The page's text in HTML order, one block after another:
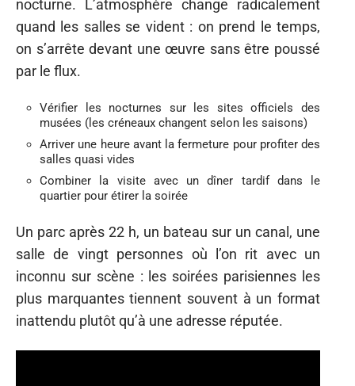
nocturne. L’atmosphère change radicalement
quand les salles se vident : on prend le temps,
on s’arrête devant une œuvre sans être poussé
par le flux.
Vérifier les nocturnes sur les sites officiels des
musées (les créneaux changent selon les saisons)
Arriver une heure avant la fermeture pour profiter des
salles quasi vides
Combiner la visite avec un dîner tardif dans le
quartier pour étirer la soirée
Un parc après 22 h, un bateau sur un canal, une
salle de vingt personnes où l’on rit avec un
inconnu sur scène : les soirées parisiennes les
plus marquantes tiennent souvent à un format
inattendu plutôt qu’à une adresse réputée.